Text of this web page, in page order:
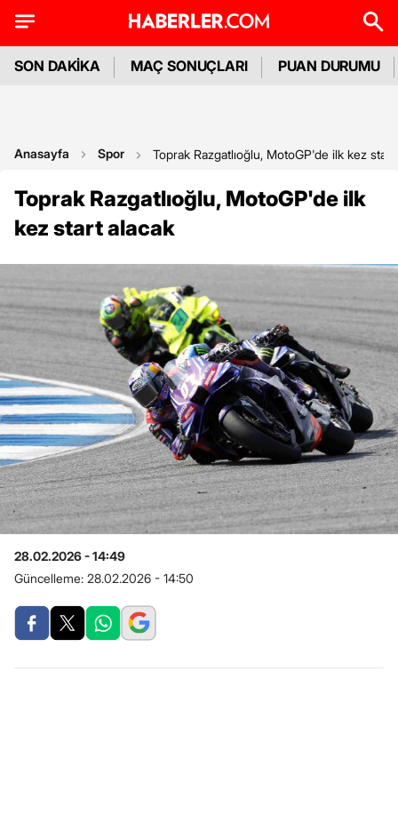
SON DAKİKA MAÇ SONUÇLARI PUAN DURUMU
Anasayfa Spor Toprak Razgatlıoğlu, MotoGP'de ilk kez start
Toprak Razgatlıoğlu, MotoGP'de ilk
kez start alacak
28.02.2026 - 14:49
Güncelleme: 28.02.2026 - 14:50